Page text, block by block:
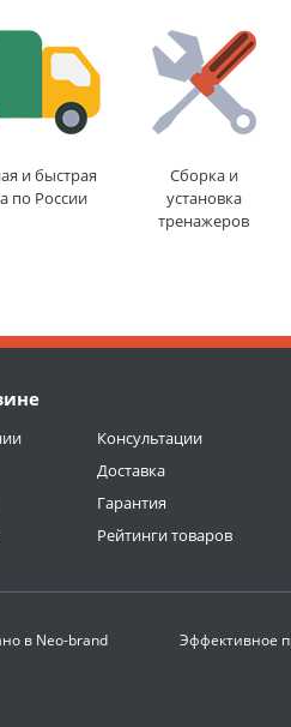
и быстрая
по России
Сборка и
установка
тренажеров
Консультации
Доставка
Гарантия
Рейтинги товаров
в Neo-brand Эффективное